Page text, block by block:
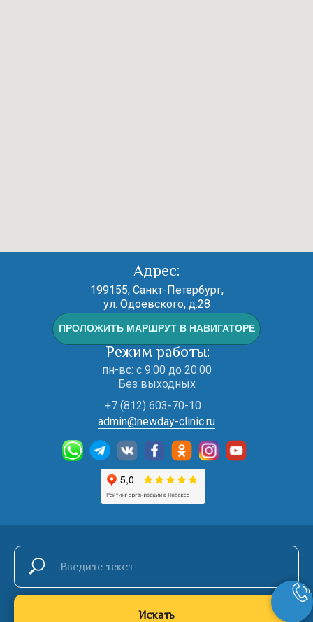
199155, Санкт-Петербург,
ул. Одоевского, д.28
+7 (812) 603-70-10
пн-вс: с 9:00 до 20:00
Без выходных
admin@newday-clinic.ru
Адрес:
Режим работы:
ПРОЛОЖИТЬ МАРШРУТ В НАВИГАТОРЕ
Искать